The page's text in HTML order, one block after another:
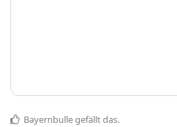
Bayernbullegefällt das.